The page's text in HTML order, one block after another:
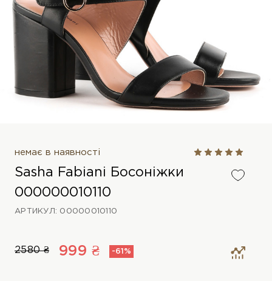
немає в наявності
Sasha Fabiani Босоніжки
000000010110
АРТИКУЛ: 00000010110
2580 ₴ 999 ₴ -61%